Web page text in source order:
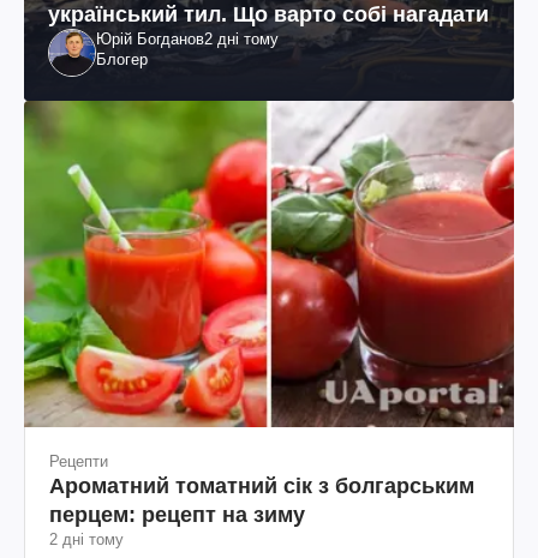
український тил. Що варто собі нагадати
Юрій Богданов2 дні тому
Блогер
Рецепти
Ароматний томатний сік з болгарським
перцем: рецепт на зиму
2 дні тому